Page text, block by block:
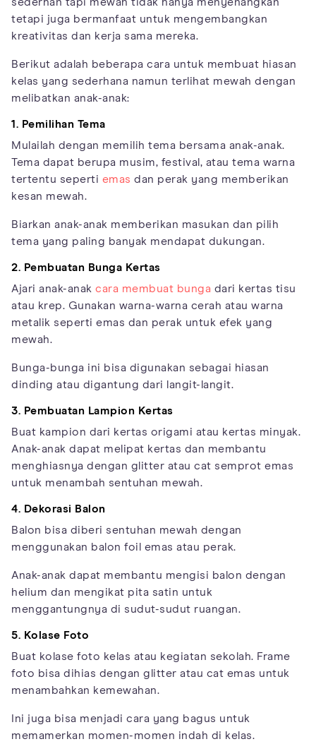
tetapi juga bermanfaat untuk mengembangkan
kreativitas dan kerja sama mereka.
Berikut adalah beberapa cara untuk membuat hiasan
kelas yang sederhana namun terlihat mewah dengan
melibatkan anak-anak:
1. Pemilihan Tema
Mulailah dengan memilih tema bersama anak-anak.
Tema dapat berupa musim, festival, atau tema warna
tertentu seperti emas dan perak yang memberikan
kesan mewah.
Biarkan anak-anak memberikan masukan dan pilih
tema yang paling banyak mendapat dukungan.
2. Pembuatan Bunga Kertas
Ajari anak-anak cara membuat bunga dari kertas tisu
atau krep. Gunakan warna-warna cerah atau warna
metalik seperti emas dan perak untuk efek yang
mewah.
Bunga-bunga ini bisa digunakan sebagai hiasan
dinding atau digantung dari langit-langit.
3. Pembuatan Lampion Kertas
Buat kampion dari kertas origami atau kertas minyak.
Anak-anak dapat melipat kertas dan membantu
menghiasnya dengan glitter atau cat semprot emas
untuk menambah sentuhan mewah.
4. Dekorasi Balon
Balon bisa diberi sentuhan mewah dengan
menggunakan balon foil emas atau perak.
Anak-anak dapat membantu mengisi balon dengan
helium dan mengikat pita satin untuk
menggantungnya di sudut-sudut ruangan.
5. Kolase Foto
Buat kolase foto kelas atau kegiatan sekolah. Frame
foto bisa dihias dengan glitter atau cat emas untuk
menambahkan kemewahan.
Ini juga bisa menjadi cara yang bagus untuk
memamerkan momen-momen indah di kelas.